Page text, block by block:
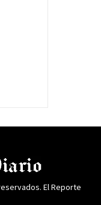
El Reporte